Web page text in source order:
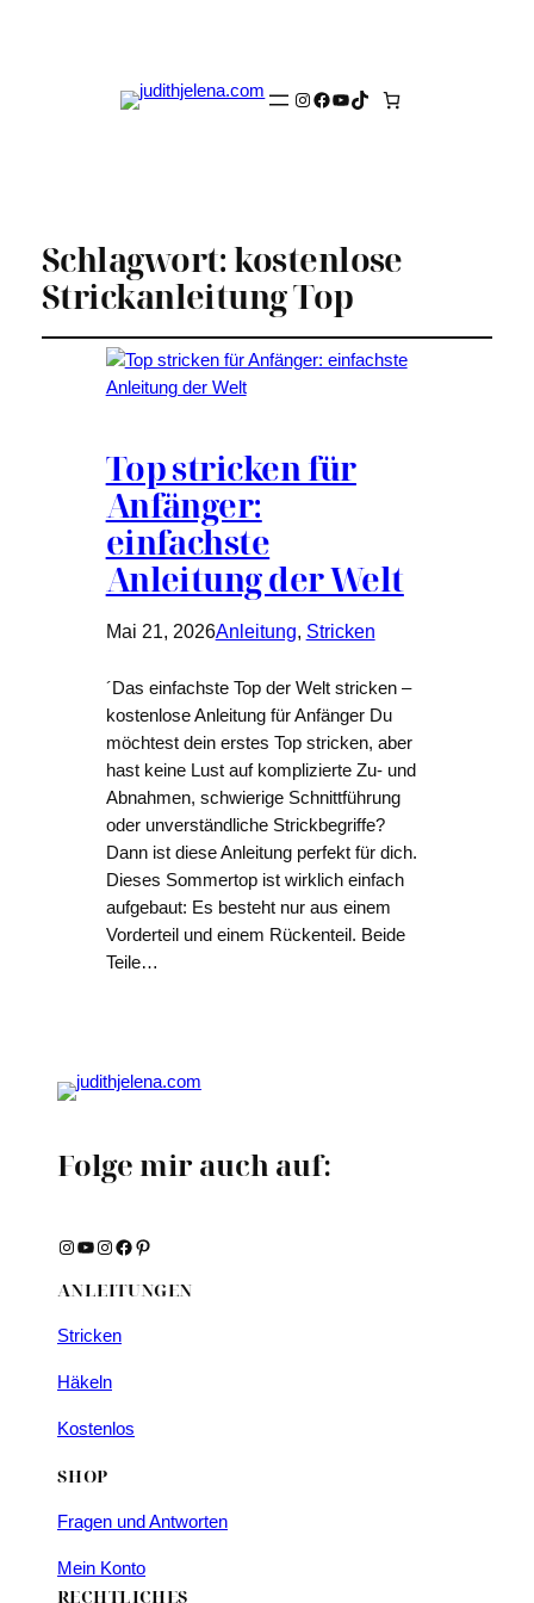
Instagram
Facebook
YouTube
TikTok
Schlagwort:kostenlose
Strickanleitung Top
Top stricken für
Anfänger:
einfachste
Anleitung der Welt
Mai 21, 2026Anleitung, Stricken
´Das einfachste Top der Welt stricken –
kostenlose Anleitung für Anfänger Du
möchtest dein erstes Top stricken, aber
hast keine Lust auf komplizierte Zu- und
Abnahmen, schwierige Schnittführung
oder unverständliche Strickbegriffe?
Dann ist diese Anleitung perfekt für dich.
Dieses Sommertop ist wirklich einfach
aufgebaut: Es besteht nur aus einem
Vorderteil und einem Rückenteil. Beide
Teile…
Folge mir auch auf:
Instagram YouTube Instagram Facebook Pinterest
ANLEITUNGEN
Stricken
Häkeln
Kostenlos
SHOP
Fragen und Antworten
Mein Konto
RECHTLICHES